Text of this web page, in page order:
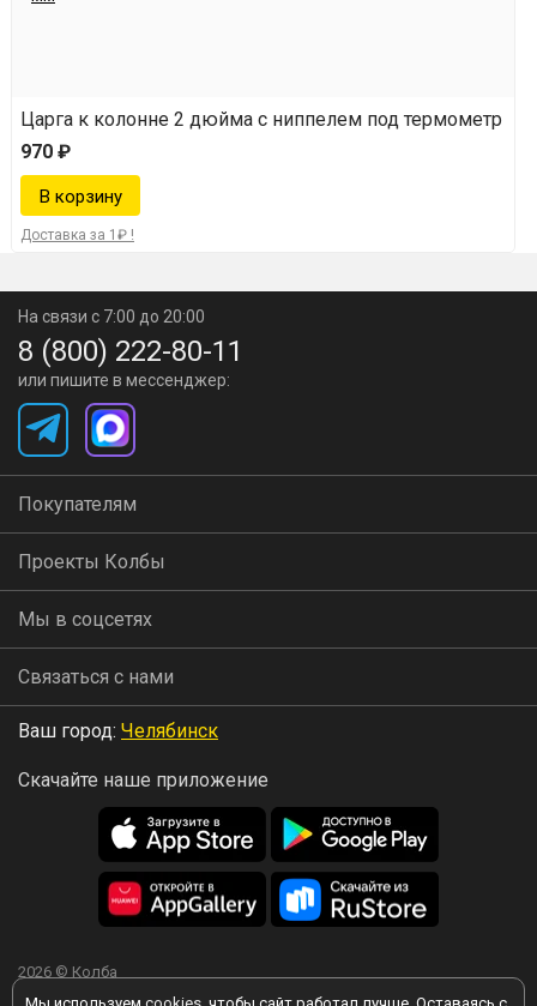
Царга к колонне 2 дюйма с ниппелем под термометр
970 ₽
Доставка за 1₽ !
На связи с 7:00 до 20:00
8 (800) 222-80-11
или пишите в мессенджер:
Покупателям
Проекты Колбы
Мы в соцсетях
Связаться с нами
Ваш город: Челябинск
Скачайте наше приложение
2026 © Колба